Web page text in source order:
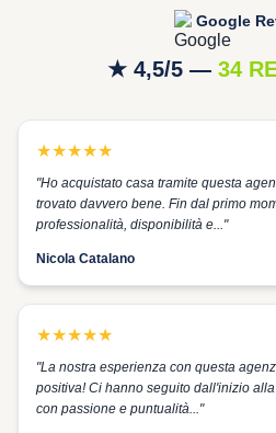
Google
★ 4,5/5 — 34
★★★★★
"Ho acquistato casa tramite questa
trovato davvero bene. Fin dal primo
professionalità, disponibilità e..."
Nicola Catalano
★★★★★
"La nostra esperienza con questa
positiva! Ci hanno seguito dall'inizio
con passione e puntualità..."